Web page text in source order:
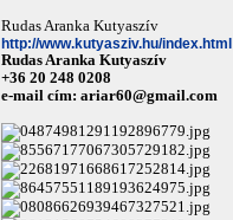
Rudas Aranka Kutyaszív
http://www.kutyasziv.hu/index.html
Rudas Aranka Kutyaszív
+36 20 248 0208
e-mail cím: ariar60@gmail.com